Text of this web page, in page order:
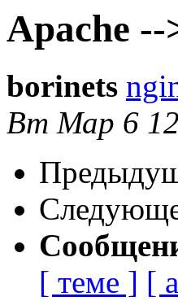
Apache
borinets
Вт Мар 6
[ теме ] [